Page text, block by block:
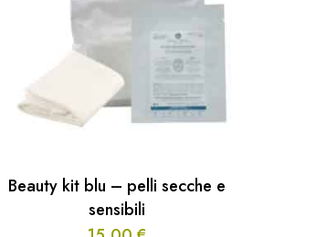
Beauty kit blu – pelli secche e
sensibili